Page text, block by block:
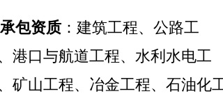
包资质 ： 建筑工程、公路工
港口与航道工程、水利水电工
矿山工程、冶金工程、石油化